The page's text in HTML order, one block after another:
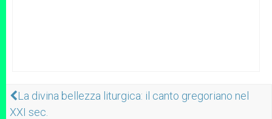
La divina bellezza liturgica: il canto gregoriano nel
XXI sec.